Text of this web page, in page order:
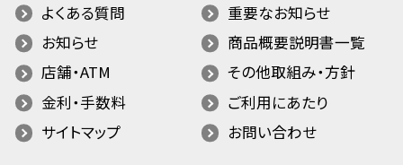
よくある質問
重要なお知らせ
お知らせ
商品概要説明書一覧
店舗・ATM
その他取組み・方針
金利・手数料
ご利用にあたり
サイトマップ
お問い合わせ